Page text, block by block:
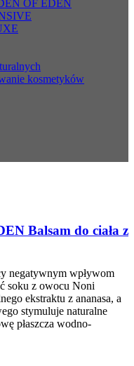
OF EDEN
kosmetyków
Balsam do ciała z
negatywnym wpływom
soku z owocu Noni
ekstraktu z ananasa, a
stymuluje naturalne
płaszcza wodno-